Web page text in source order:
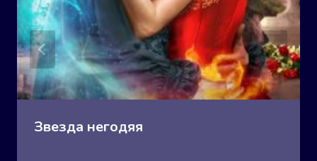
Звезда негодяя